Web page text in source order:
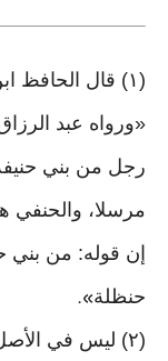
«ورواه عبد
رجل من بني
مرسلا، والحنفي
إن قوله: من بني
حنظلة».
(٢) ليس في الأصل، وأثبتناه من (س)